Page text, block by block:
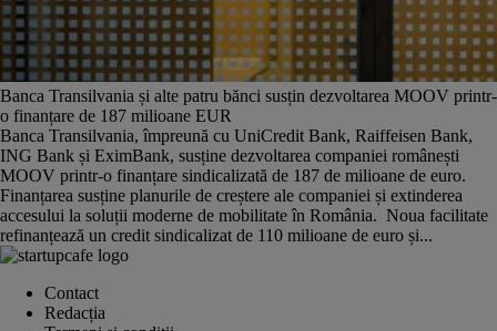
Banca Transilvania și alte patru bănci susțin dezvoltarea MOOV printr-
o finanțare de 187 milioane EUR
Banca Transilvania, împreună cu UniCredit Bank, Raiffeisen Bank,
ING Bank și EximBank, susține dezvoltarea companiei românești
MOOV printr-o finanțare sindicalizată de 187 de milioane de euro.
Finanțarea susține planurile de creștere ale companiei și extinderea
accesului la soluții moderne de mobilitate în România. Noua facilitate
refinanțează un credit sindicalizat de 110 milioane de euro și...
Contact
Redacția